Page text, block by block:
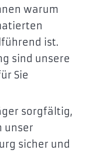
warum
ist.
sind unsere
Sie
sorgfältig,
unser
sicher und